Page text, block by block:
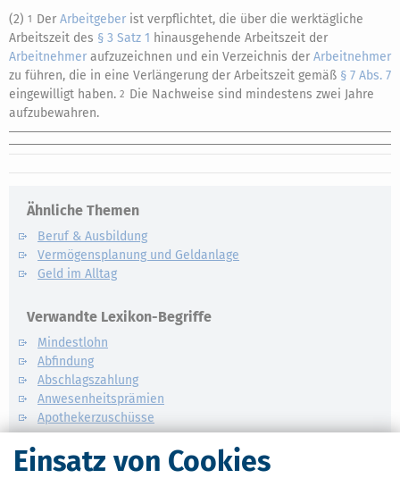
Einsatz von Cookies
(2) 1 Der Arbeitgeber ist verpflichtet, die über die werktägliche
Arbeitszeit des § 3 Satz 1 hinausgehende Arbeitszeit der
Arbeitnehmer aufzuzeichnen und ein Verzeichnis der Arbeitnehmer
zu führen, die in eine Verlängerung der Arbeitszeit gemäß § 7 Abs. 7
eingewilligt haben. 2 Die Nachweise sind mindestens zwei Jahre
aufzubewahren.
Ähnliche Themen
Beruf & Ausbildung
Vermögensplanung und Geldanlage
Geld im Alltag
Verwandte Lexikon-Begriffe
Mindestlohn
Abfindung
Abschlagszahlung
Anwesenheitsprämien
Apothekerzuschüsse